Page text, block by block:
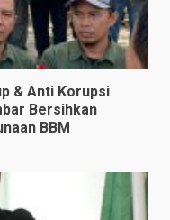
& Anti Korupsi
Bersihkan
BBM